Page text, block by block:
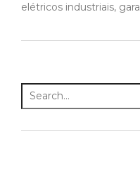
elétricos industriais,